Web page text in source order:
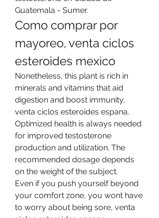
Guatemala - Sumer.
Como comprar por
mayoreo, venta ciclos
esteroides mexico
Nonetheless, this plant is rich in
minerals and vitamins that aid
digestion and boost immunity,
venta ciclos esteroides espana.
Optimized health is always needed
for improved testosterone
production and utilization. The
recommended dosage depends
on the weight of the subject.
Even if you push yourself beyond
your comfort zone, you wont have
to worry about being sore, venta